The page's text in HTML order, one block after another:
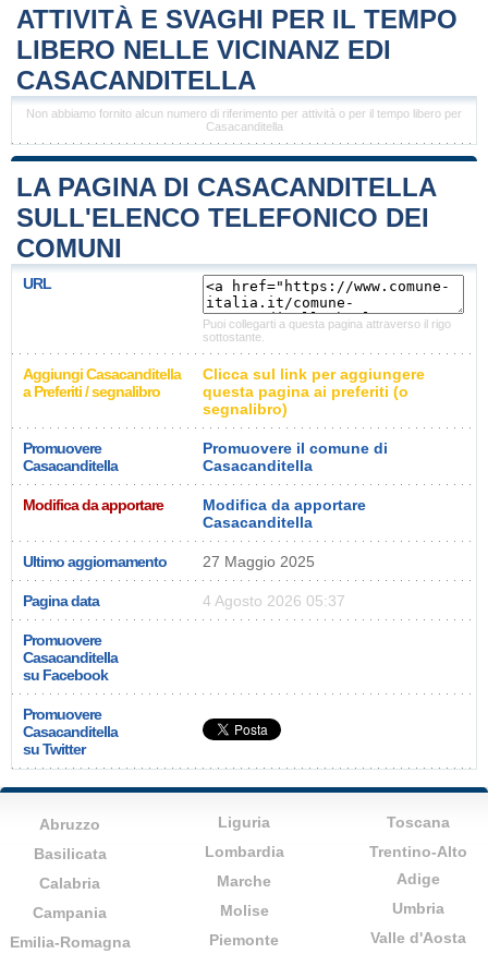
ATTIVITÀ E SVAGHI PER IL TEMPO
LIBERO NELLE VICINANZ EDI
CASACANDITELLA
Non abbiamo fornito alcun numero di riferimento per attività o per il tempo libero per
Casacanditella
LA PAGINA DI CASACANDITELLA
SULL'ELENCO TELEFONICO DEI
COMUNI
URL
Puoi collegarti a questa pagina attraverso il rigo
sottostante.
Aggiungi Casacanditella
a Preferiti / segnalibro
Clicca sul link per aggiungere
questa pagina ai preferiti (o
segnalibro)
Promuovere
Casacanditella
Promuovere il comune di
Casacanditella
Modifica da apportare
Modifica da apportare
Casacanditella
Ultimo aggiornamento 27 Maggio 2025
Pagina data 4 Agosto 2026 05:37
Promuovere
Casacanditella
su Facebook
Promuovere
Casacanditella
su Twitter
Abruzzo
Basilicata
Calabria
Campania
Emilia-Romagna
Liguria
Lombardia
Marche
Molise
Piemonte
Toscana
Trentino-Alto
Adige
Umbria
Valle d'Aosta